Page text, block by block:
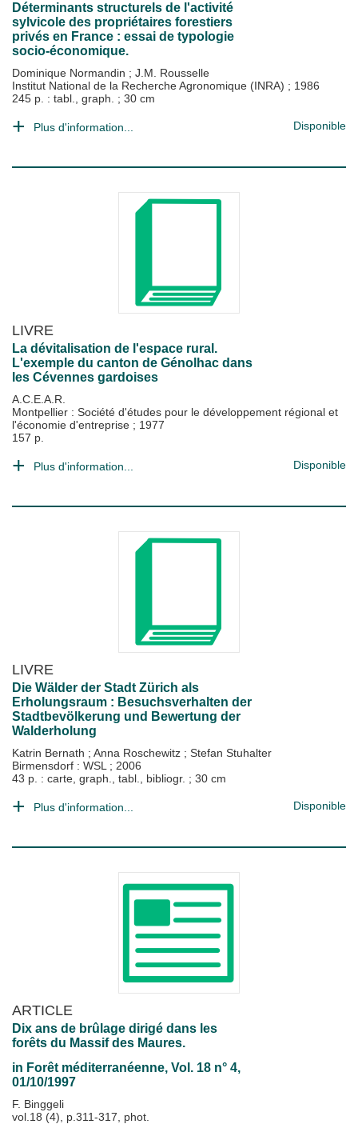
Déterminants structurels de l'activité
sylvicole des propriétaires forestiers
privés en France : essai de typologie
socio-économique.
Dominique Normandin ; J.M. Rousselle
Institut National de la Recherche Agronomique (INRA) ; 1986
245 p. : tabl., graph. ; 30 cm
Plus d'information... Disponible
LIVRE
La dévitalisation de l'espace rural.
L'exemple du canton de Génolhac dans
les Cévennes gardoises
A.C.E.A.R.
Montpellier : Société d'études pour le développement régional et
l'économie d'entreprise ; 1977
157 p.
Plus d'information... Disponible
LIVRE
Die Wälder der Stadt Zürich als
Erholungsraum : Besuchsverhalten der
Stadtbevölkerung und Bewertung der
Walderholung
Katrin Bernath ; Anna Roschewitz ; Stefan Stuhalter
Birmensdorf : WSL ; 2006
43 p. : carte, graph., tabl., bibliogr. ; 30 cm
Plus d'information... Disponible
ARTICLE
Dix ans de brûlage dirigé dans les
forêts du Massif des Maures.
in Forêt méditerranéenne, Vol. 18 n° 4,
01/10/1997
F. Binggeli
vol.18 (4), p.311-317, phot.